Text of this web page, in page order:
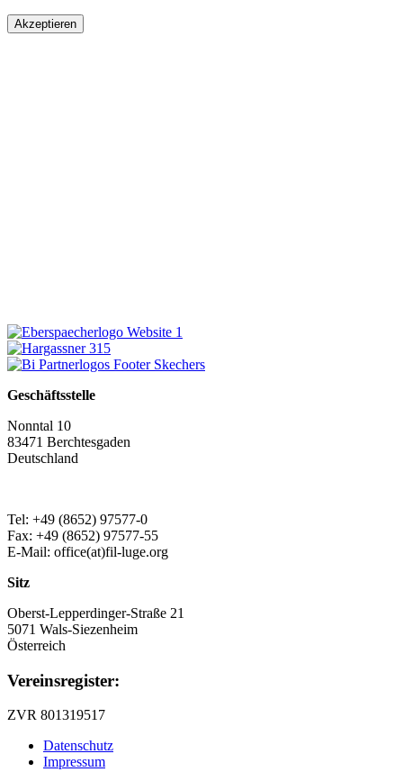
Akzeptieren
Geschäftsstelle
Nonntal 10
83471 Berchtesgaden
Deutschland
Tel: +49 (8652) 97577-0
Fax: +49 (8652) 97577-55
E-Mail: office(at)fil-luge.org
Sitz
Oberst-Lepperdinger-Straße 21
5071 Wals-Siezenheim
Österreich
Vereinsregister:
ZVR 801319517
Datenschutz
Impressum